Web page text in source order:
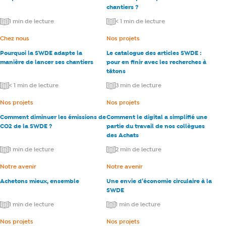
1 min de lecture
chantiers ?
< 1 min de lecture
Pourquoi la SWDE adapte la
manière de lancer ses chantiers
Catégorie :
Chez nous
< 1 min de lecture
Le catalogue des articles SWDE :
pour en finir avec les recherches à
tâtons
Catégorie :
Nos projets
3 min de lecture
Comment diminuer les émissions de
CO2 de la SWDE ?
Catégorie :
Nos projets
1 min de lecture
Comment le digital a simplifié une
partie du travail de nos collègues
des Achats
Catégorie :
Nos projets
2 min de lecture
Achetons mieux, ensemble
Catégorie :
Notre avenir
1 min de lecture
Une envie d’économie circulaire à la
SWDE
Catégorie :
Notre avenir
1 min de lecture
Catégorie :
Nos projets Catégorie :
Nos projets